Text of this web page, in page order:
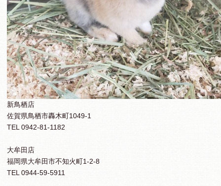
新鳥栖店
佐賀県鳥栖市轟木町1049-1
TEL 0942-81-1182
大牟田店
福岡県大牟田市不知火町1-2-8
TEL 0944-59-5911